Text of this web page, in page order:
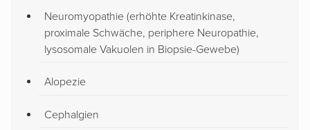
Neuromyopathie (erhöhte Kreatinkinase,
proximale Schwäche, periphere Neuropathie,
lysosomale Vakuolen in Biopsie-Gewebe)
Alopezie
Cephalgien